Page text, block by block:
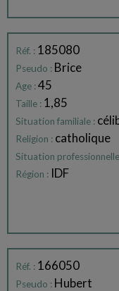
Réf. : 185080
Pseudo : Brice
Age :45
Taille : 1,85
Situation familiale :
Religion : catholique
Situation
Région : IDF
Réf. : 166050
Pseudo : Hubert